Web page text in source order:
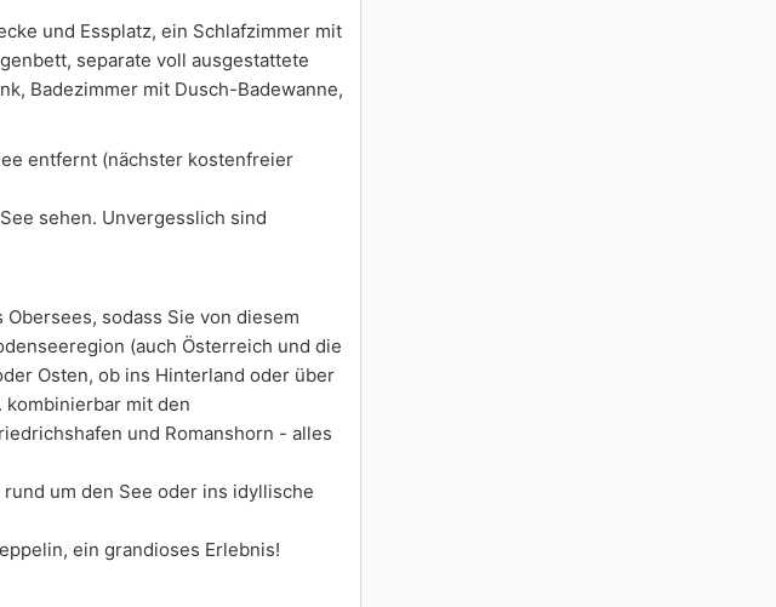
und Essplatz, ein Schlafzimmer mit
separate voll ausgestattete
Badezimmer mit Dusch-Badewanne,
entfernt (nächster kostenfreier
sehen. Unvergesslich sind
sodass Sie von diesem
(auch Österreich und die
Osten, ob ins Hinterland oder über
kombinierbar mit den
und Romanshorn - alles
um den See oder ins idyllische
ein grandioses Erlebnis!